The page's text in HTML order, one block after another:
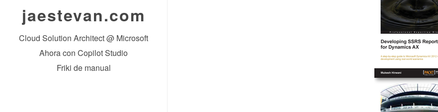
jaestevan.com
Cloud Solution Architect @ Microsoft
Ahora con Copilot Studio
Friki de manual